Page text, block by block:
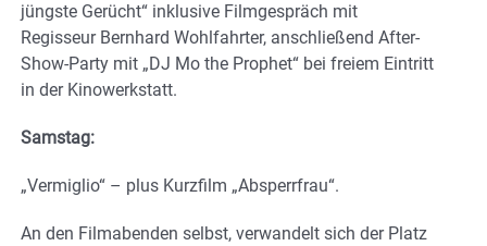
jüngste Gerücht“ inklusive Filmgespräch mit
Regisseur Bernhard Wohlfahrter, anschließend After-
Show-Party mit „DJ Mo the Prophet“ bei freiem Eintritt
in der Kinowerkstatt.
Samstag:
„Vermiglio“ – plus Kurzfilm „Absperrfrau“.
An den Filmabenden selbst, verwandelt sich der Platz